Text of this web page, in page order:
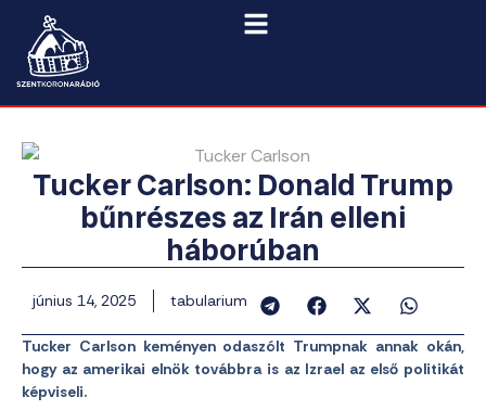
Tucker Carlson: Donald Trump
bűnrészes az Irán elleni
háborúban
június 14, 2025 tabularium
Tucker Carlson keményen odaszólt Trumpnak annak okán,
hogy az amerikai elnök továbbra is az Izrael az első politikát
képviseli.